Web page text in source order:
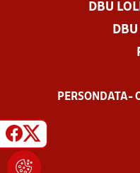
DBU
PERSONDATA-